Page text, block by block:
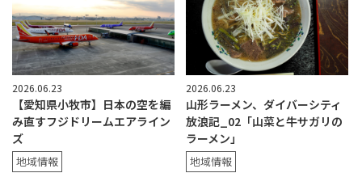
2026.06.23
【愛知県小牧市】日本の空を編
み直すフジドリームエアライン
ズ
地域情報
2026.06.23
山形ラーメン、ダイバーシティ
放浪記_02「山菜と牛サガリの
ラーメン」
地域情報